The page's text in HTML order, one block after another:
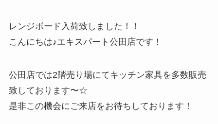
レンジボード入荷致しました！！
こんにちは♪エキスパート公田店です！
公田店では2階売り場にてキッチン家具を多数販売
致しております〜☆
是非この機会にご来店をお待ちしております！